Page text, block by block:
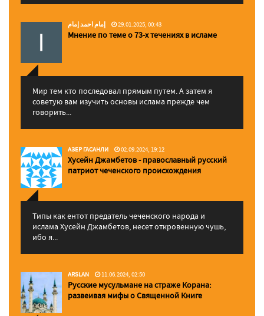
إمام احمد إمام 29.01.2025, 00:43
Мнение по теме о 73-х течениях в исламе
Мир тем кто последовал прямым путем. А затем я
советую вам изучить основы ислама прежде чем
говорить...
АЗЕР ГАСАНЛИ 02.09.2024, 19:12
Хусейн Джамбетов - православный русский
патриот чеченского происхождения
Типы как ентот предатель чеченского народа и
ислама Хусейн Джамбетов, несет откровенную чушь,
ибо я...
ARSLAN 11.06.2024, 02:50
Русские мусульмане на страже Корана:
pазвеивая мифы о Священной Книге